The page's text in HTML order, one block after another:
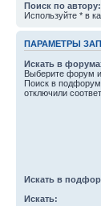
Поиск по автору:
Используйте * в
ПАРАМЕТРЫ
Искать в
Выберите форум
Поиск в
отключили
Искать в
Искать: